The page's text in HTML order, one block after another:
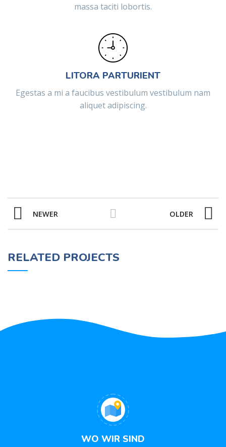
massa taciti lobortis.
LITORA PARTURIENT
Egestas a mi a faucibus vestibulum vestibulum nam
aliquet adipiscing.
NEWER OLDER
RELATED PROJECTS
WO WIR SIND